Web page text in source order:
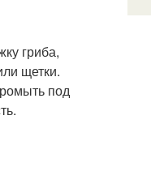
гриба,
щетки.
под